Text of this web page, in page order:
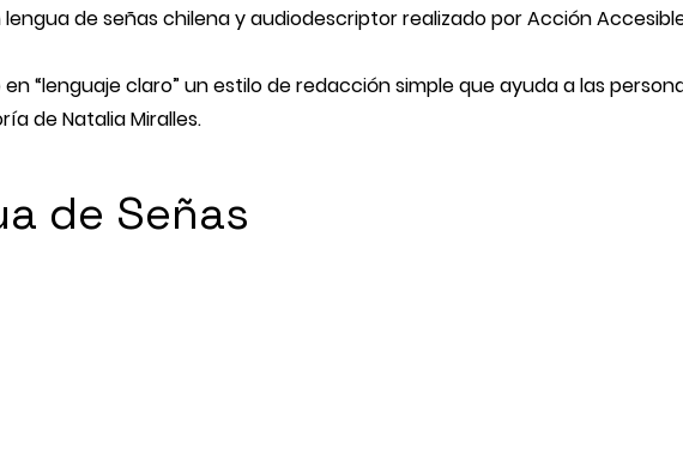
de señas chilena y audiodescriptor realizado porAcción
“lenguaje claro” un estilo de redacción simple que ayuda a las
deNatalia Miralles.
de Señas